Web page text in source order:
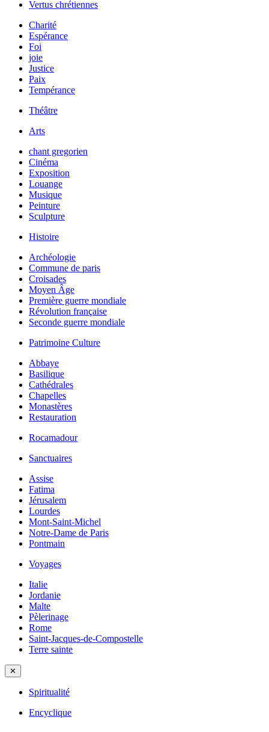
Vertus chrétiennes
Charité
Espérance
Foi
joie
Justice
Paix
Tempérance
Théâtre
Arts
chant gregorien
Cinéma
Exposition
Louange
Musique
Peinture
Sculpture
Histoire
Archéologie
Commune de paris
Croisades
Moyen Âge
Première guerre mondiale
Révolution française
Seconde guerre mondiale
Patrimoine Culture
Abbaye
Basilique
Cathédrales
Chapelles
Monastères
Restauration
Rocamadour
Sanctuaires
Assise
Fatima
Jérusalem
Lourdes
Mont-Saint-Michel
Notre-Dame de Paris
Pontmain
Voyages
Italie
Jordanie
Malte
Pèlerinage
Rome
Saint-Jacques-de-Compostelle
Terre sainte
✕
Spiritualité
Encyclique